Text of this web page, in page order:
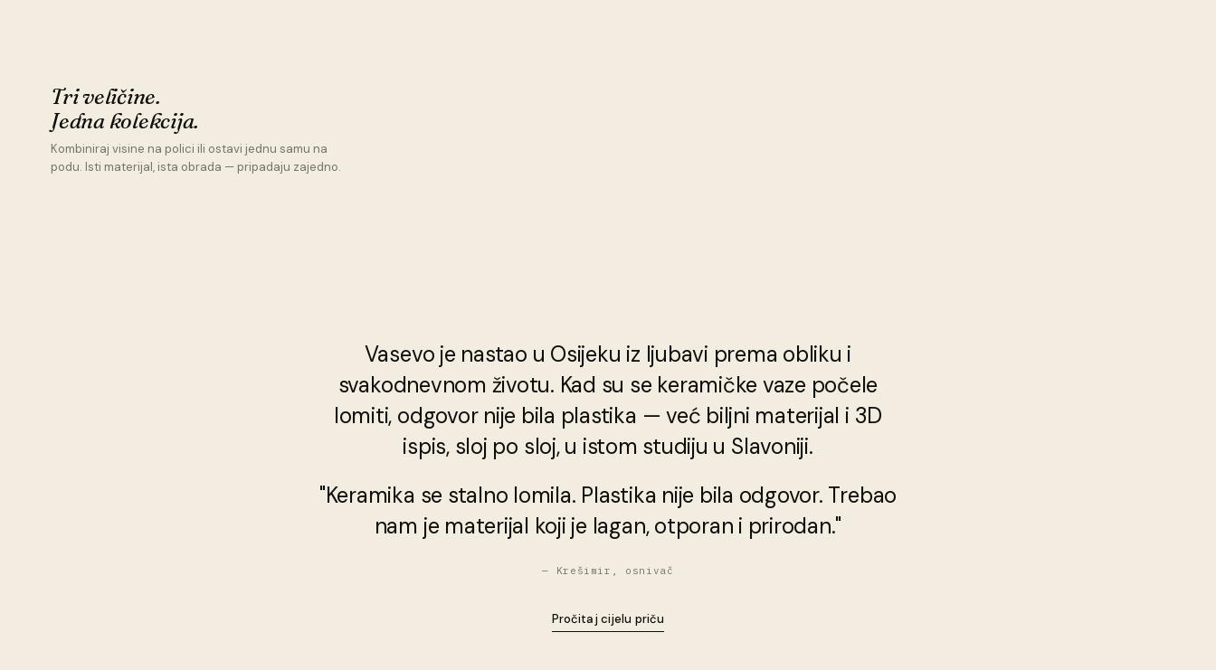
Tri veličine.
Jedna kolekcija.
Kombiniraj visine na polici ili ostavi jednu samu na
podu. Isti materijal, ista obrada — pripadaju zajedno.
Vasevo je nastao u Osijeku iz ljubavi prema obliku i
svakodnevnom životu. Kad su se keramičke vaze počele
lomiti, odgovor nije bila plastika — već biljni materijal i 3D
ispis, sloj po sloj, u istom studiju u Slavoniji.
"Keramika se stalno lomila. Plastika nije bila odgovor. Trebao
nam je materijal koji je lagan, otporan i prirodan."
— Krešimir, osnivač
Pročitaj cijelu priču